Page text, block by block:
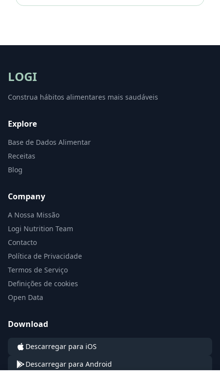
LOGI
Construa hábitos alimentares mais saudáveis
Explore
Base de Dados Alimentar
Receitas
Blog
Company
A Nossa Missão
Logi Nutrition Team
Contacto
Política de Privacidade
Termos de Serviço
Definições de cookies
Open Data
Download
Descarregar para iOS
Descarregar para Android